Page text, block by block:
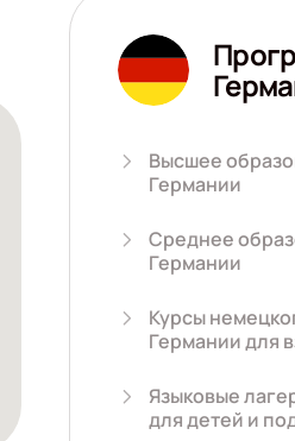
Высшее
Германии
Среднее
Германии
Курсы
Германии для
Языковые
для детей и